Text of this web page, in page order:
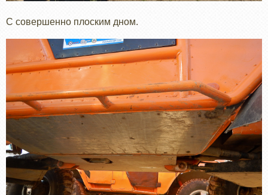
С совершенно плоским дном.